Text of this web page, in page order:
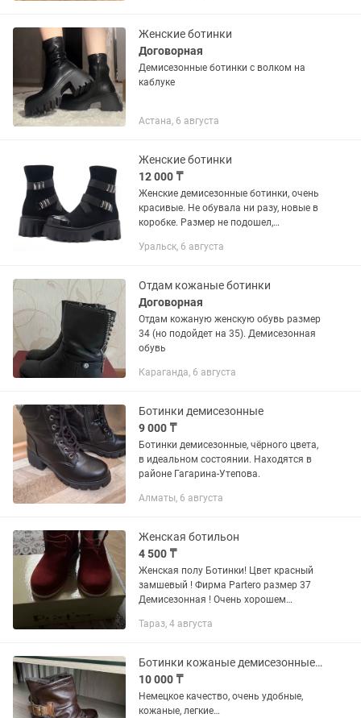
Женские ботинки
Договорная
Демисезонные ботинки с волком на
каблуке
Астана, 6 августа
Женские ботинки
12 000 ₸
Женские демисезонные ботинки, очень
красивые. Не обувала ни разу, новые в
коробке. Размер не подошел,
Уральск, 6 августа
Отдам кожаные ботинки
Договорная
Отдам кожаную женскую обувь размер
34 (но подойдет на 35). Демисезонная
обувь
Караганда, 6 августа
Ботинки демисезонные
9 000 ₸
Ботинки демисезонные, чёрного цвета,
в идеальном состоянии. Находятся в
районе Гагарина-Утепова.
Алматы, 6 августа
Женская ботильон
4 500 ₸
Женская полу Ботинки! Цвет красный
замшевый ! Фирма Partero размер 37
Демисезонная ! Очень хорошем
Тараз, 4 августа
Ботинки кожаные демисезонные в отличном состоянии, размер 38
10 000 ₸
Немецкое качество, очень удобные,
кожаные, легкие…